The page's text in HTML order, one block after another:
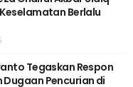
Berlalu
Tegaskan Respon
Pencurian di